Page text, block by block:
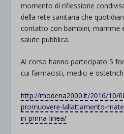
momento di riflessione
della rete sanitaria che
contatto con bambini, mamme
salute pubblica.
Al corso hanno partecipato 5
cui farmacisti, medici e
http://modena2000.it/2016/10/
promuovere-lallattamento-
in-prima-linea/